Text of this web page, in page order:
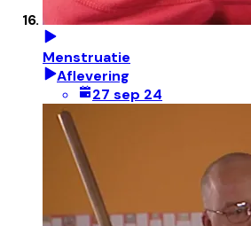
Menstruatie
Aflevering
27 sep 24